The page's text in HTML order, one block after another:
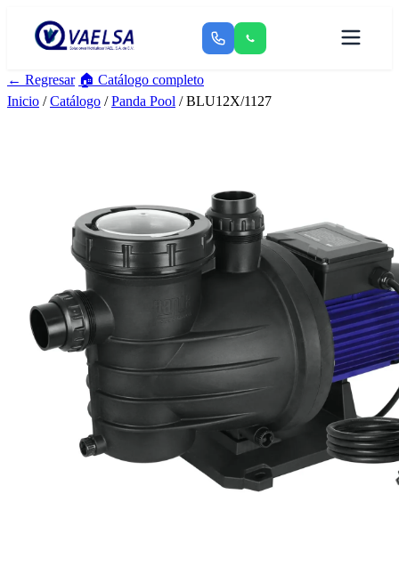
← Regresar 🏠 Catálogo completo
Inicio /Catálogo /Panda Pool / BLU12X/1127